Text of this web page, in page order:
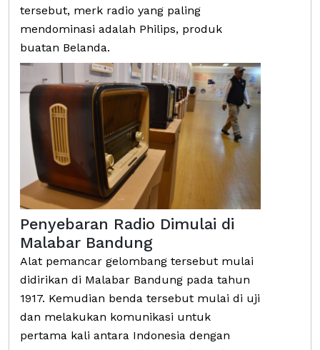
tersebut, merk radio yang paling
mendominasi adalah Philips, produk
buatan Belanda.
Penyebaran Radio Dimulai di
Malabar Bandung
Alat pemancar gelombang tersebut mulai
didirikan di Malabar Bandung pada tahun
1917. Kemudian benda tersebut mulai di uji
dan melakukan komunikasi untuk
pertama kali antara Indonesia dengan